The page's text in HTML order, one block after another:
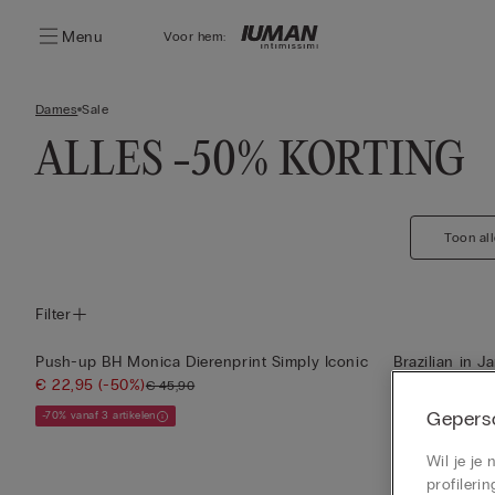
Menu Voor hem:
Dames Sale
ALLES -50% KORTING
Toon
Filter
Push-up BH Monica Dierenprint Simply Iconic
€ 22,95(-50%)€ 45,90
-70% vanaf 3 artikelen
Brazilian in
€ 9,95
Wil je je